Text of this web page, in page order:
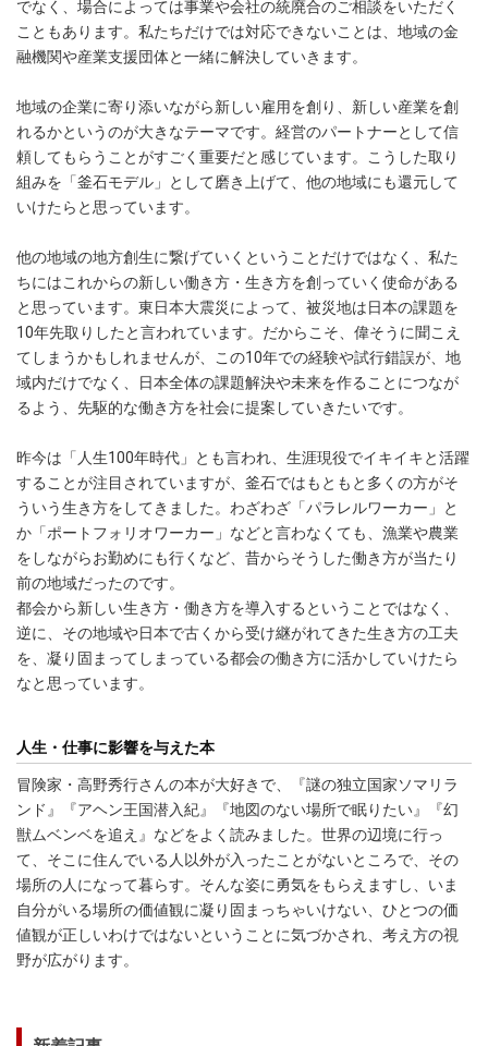
でなく、場合によっては事業や会社の統廃合のご相談をいただく
こともあります。私たちだけでは対応できないことは、地域の金
融機関や産業支援団体と一緒に解決していきます。
地域の企業に寄り添いながら新しい雇用を創り、新しい産業を創
れるかというのが大きなテーマです。経営のパートナーとして信
頼してもらうことがすごく重要だと感じています。こうした取り
組みを「釜石モデル」として磨き上げて、他の地域にも還元して
いけたらと思っています。
他の地域の地方創生に繋げていくということだけではなく、私た
ちにはこれからの新しい働き方・生き方を創っていく使命がある
と思っています。東日本大震災によって、被災地は日本の課題を
10年先取りしたと言われています。だからこそ、偉そうに聞こえ
てしまうかもしれませんが、この10年での経験や試行錯誤が、地
域内だけでなく、日本全体の課題解決や未来を作ることにつなが
るよう、先駆的な働き方を社会に提案していきたいです。
昨今は「人生100年時代」とも言われ、生涯現役でイキイキと活躍
することが注目されていますが、釜石ではもともと多くの方がそ
ういう生き方をしてきました。わざわざ「パラレルワーカー」と
か「ポートフォリオワーカー」などと言わなくても、漁業や農業
をしながらお勤めにも行くなど、昔からそうした働き方が当たり
前の地域だったのです。
都会から新しい生き方・働き方を導入するということではなく、
逆に、その地域や日本で古くから受け継がれてきた生き方の工夫
を、凝り固まってしまっている都会の働き方に活かしていけたら
なと思っています。
人生・仕事に影響を与えた本
冒険家・高野秀行さんの本が大好きで、『謎の独立国家ソマリラ
ンド』『アヘン王国潜入紀』『地図のない場所で眠りたい』『幻
獣ムベンベを追え』などをよく読みました。世界の辺境に行っ
て、そこに住んでいる人以外が入ったことがないところで、その
場所の人になって暮らす。そんな姿に勇気をもらえますし、いま
自分がいる場所の価値観に凝り固まっちゃいけない、ひとつの価
値観が正しいわけではないということに気づかされ、考え方の視
野が広がります。